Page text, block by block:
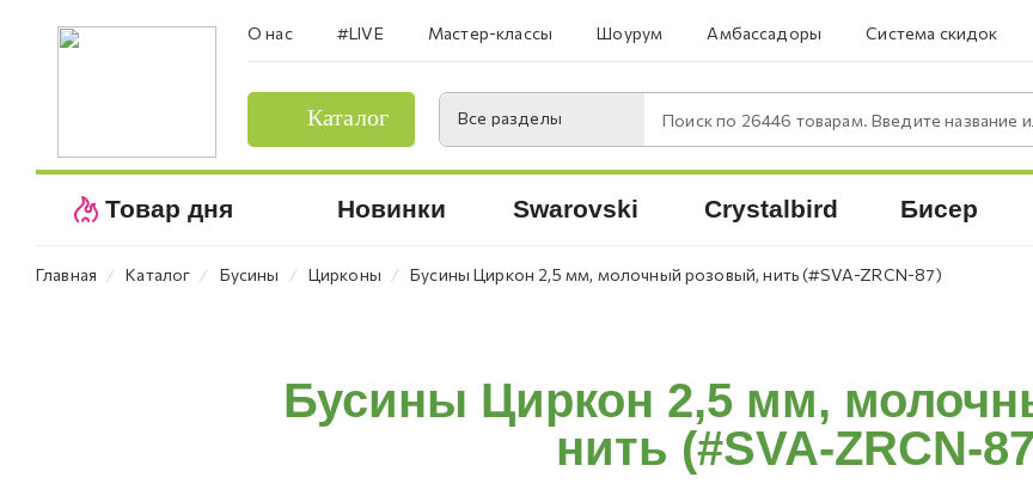
О нас #LIVE Мастер-классы Шоурум Амбассадоры Система скидок
Каталог Все разделы Поиск по 26446 товарам. Введите название или
Товар дня Новинки Swarovski Crystalbird Бисер
Главная ⁄ Каталог ⁄ Бусины ⁄ Цирконы ⁄ Бусины Циркон 2,5 мм, молочный розовый, нить (#SVA-ZRCN-87)
Бусины Циркон 2,5 мм,
нить (#SVA-ZRCN-